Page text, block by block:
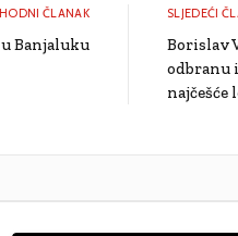
ČLANAK
Banjaluku
SLJEDEĆI
Borislav
odbranu
najčešće